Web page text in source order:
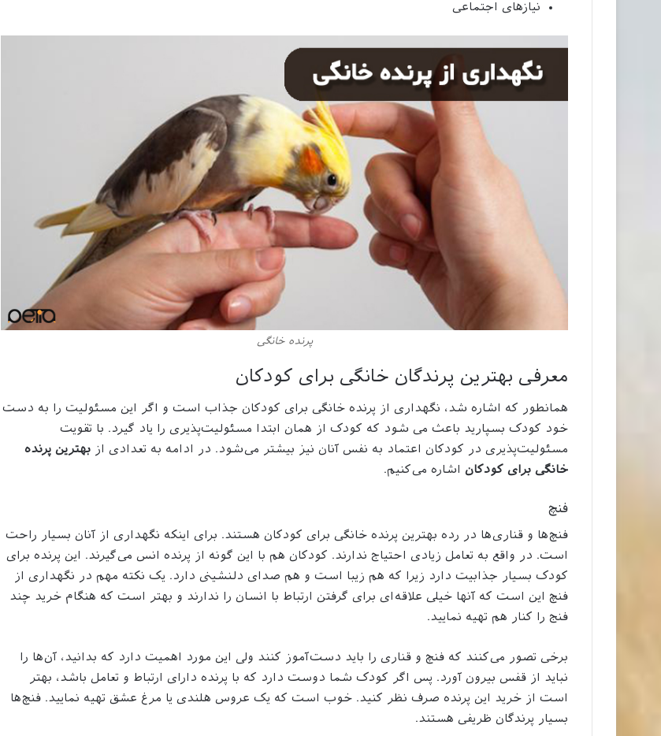
نیاز‌های اجتماعی
پرنده خانگی
معرفی بهترین پرندگان خانگی برای کودکان
همانطور که اشاره شد، نگهداری از پرنده خانگی برای کودکان جذاب است و اگر این مسئولیت را به دست
خود کودک بسپارید باعث می شود که کودک از همان ابتدا مسئولیت‌پذیری را یاد گیرد. با تقویت
مسئولیت‌پذیری در کودکان اعتماد به نفس آنان نیز بیشتر می‌شود. در ادامه به تعدادی از بهترین پرنده
خانگی برای کودکان اشاره می‌کنیم.
فنچ
فنچ‌ها و قناری‌ها در رده بهترین پرنده خانگی برای کودکان هستند. برای اینکه نگهداری از آنان بسیار راحت
است. در واقع به تعامل زیادی احتیاج ندارند. کودکان هم با این گونه از پرنده انس می‌گیرند. این پرنده برای
کودک بسیار جذابیت دارد زیرا که هم زیبا است و هم صدای دلنشینی دارد. یک نکته مهم در نگهداری از
فنچ این است که آنها خیلی علاقه‌ای برای گرفتن ارتباط با انسان را ندارند و بهتر است که هنگام خرید چند
فنج را کنار هم تهیه نمایید.
برخی تصور می‌کنند که فنچ و قناری را باید دست‌آموز کنند ولی این مورد اهمیت دارد که بدانید، آن‌ها را
نباید از قفس بیرون آورد. پس اگر کودک شما دوست دارد که با پرنده دارای ارتباط و تعامل باشد، بهتر
است از خرید این پرنده صرف نظر کنید. خوب است که یک عروس هلندی یا مرغ عشق تهیه نمایید. فنچ‌ها
بسیار پرندگان ظریفی هستند.